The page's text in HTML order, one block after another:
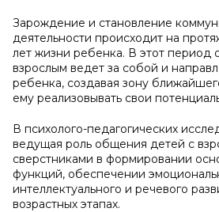
Зарождение и становление
деятельности происходит на
лет жизни ребенка. В этот период
взрослым ведет за собой и
ребенка, создавая зону
ему реализовывать свои
В психолого-педагогических
ведущая роль общения детей с
сверстниками в формировании
функций, обеспечении
интеллектуального и речевого
возрастных этапах.